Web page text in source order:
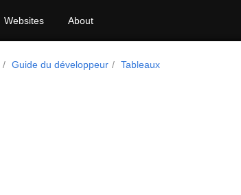
Websites About
Guide du développeur Tableaux